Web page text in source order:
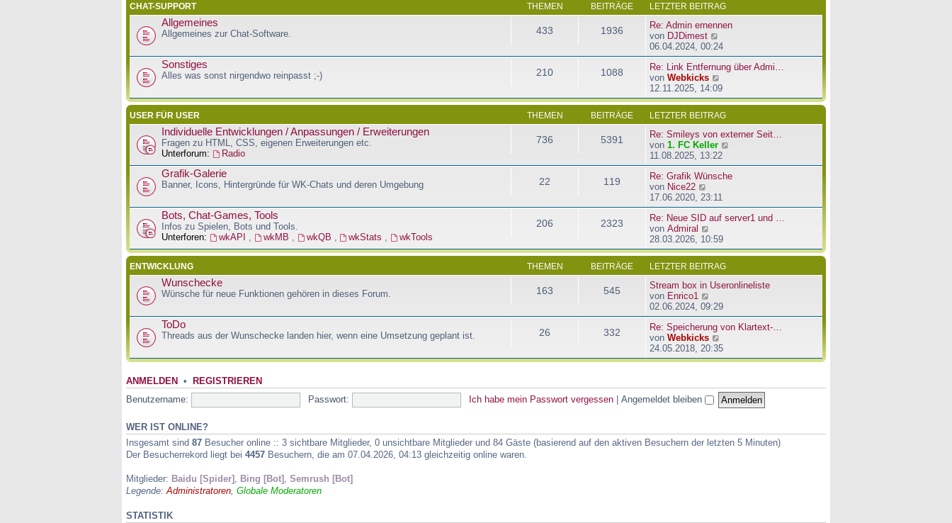
s
e
r
B
e
t
a
g
CHAT-SUPPORT THEMEN BEITRÄGE LETZTER BEITRAG
Allgemeines
Allgemeines zur Chat-Software. 433 1936
Re: Admin ernennen
von DJDimest
e
u
e
s
t
e
B
e
t
a
06.04.2024, 00:24
Sonstiges
Alles was sonst nirgendwo reinpasst ;-) 210 1088
Re: Link Entfernung über Admi…
von Webkicks
e
u
s
e
r
B
e
t
a
12.11.2025, 14:09
USER FÜR USER THEMEN BEITRÄGE LETZTER BEITRAG
Individuelle Entwicklungen / Anpassungen / Erweiterungen
Fragen zu HTML, CSS, eigenen Erweiterungen etc.
Unterforum:
Radio
736 5391
Re: Smileys von externer Seit…
von 1. FC Keller
u
e
e
r
i
a
11.08.2025, 13:22
Grafik-Galerie
Banner, Icons, Hintergründe für WK-Chats und deren Umgebung 22 119
Re: Grafik Wünsche
von Nice22
e
u
e
s
t
e
B
e
i
t
a
g
17.06.2020, 23:11
Bots, Chat-Games, Tools
Infos zu Spielen, Bots und Tools.
Unterforen:
wkAPI wkMB wkQB wkStats wkTools
206 2323
Re: Neue SID auf server1 und …
von Admiral
e
u
s
t
e
r
B
e
t
28.03.2026, 10:59
ENTWICKLUNG THEMEN BEITRÄGE LETZTER BEITRAG
Wunschecke
Wünsche für neue Funktionen gehören in dieses Forum. 163 545
Stream box in Useronlineliste
von Enrico1
e
u
e
s
t
e
e
a
g
02.06.2024, 09:29
ToDo
Threads aus der Wunschecke landen hier, wenn eine Umsetzung geplant ist. 26 332
Re: Speicherung von Klartext-…
von Webkicks
e
u
t
e
r
e
i
24.05.2018, 20:35
ANMELDEN • REGISTRIEREN
Benutzername: Passwort: Ich habe mein Passwort vergessen Angemeldet bleiben
WER IST ONLINE?
Insgesamt sind 87 Besucher online :: 3 sichtbare Mitglieder, 0 unsichtbare Mitglieder und 84 Gäste (basierend auf den aktiven Besuchern der letzten 5 Minuten)
Der Besucherrekord liegt bei 4457 Besuchern, die am 07.04.2026, 04:13 gleichzeitig online waren.
Mitglieder: Baidu [Spider] Bing [Bot]
Semrush [Bot]
Legende: Administratoren Globale Moderatoren
STATISTIK